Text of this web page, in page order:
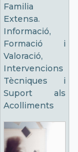
Familia
Extensa.
Informació,
Formació i
Valoració,
Intervencions
Tècniques i
Suport als
Acolliments